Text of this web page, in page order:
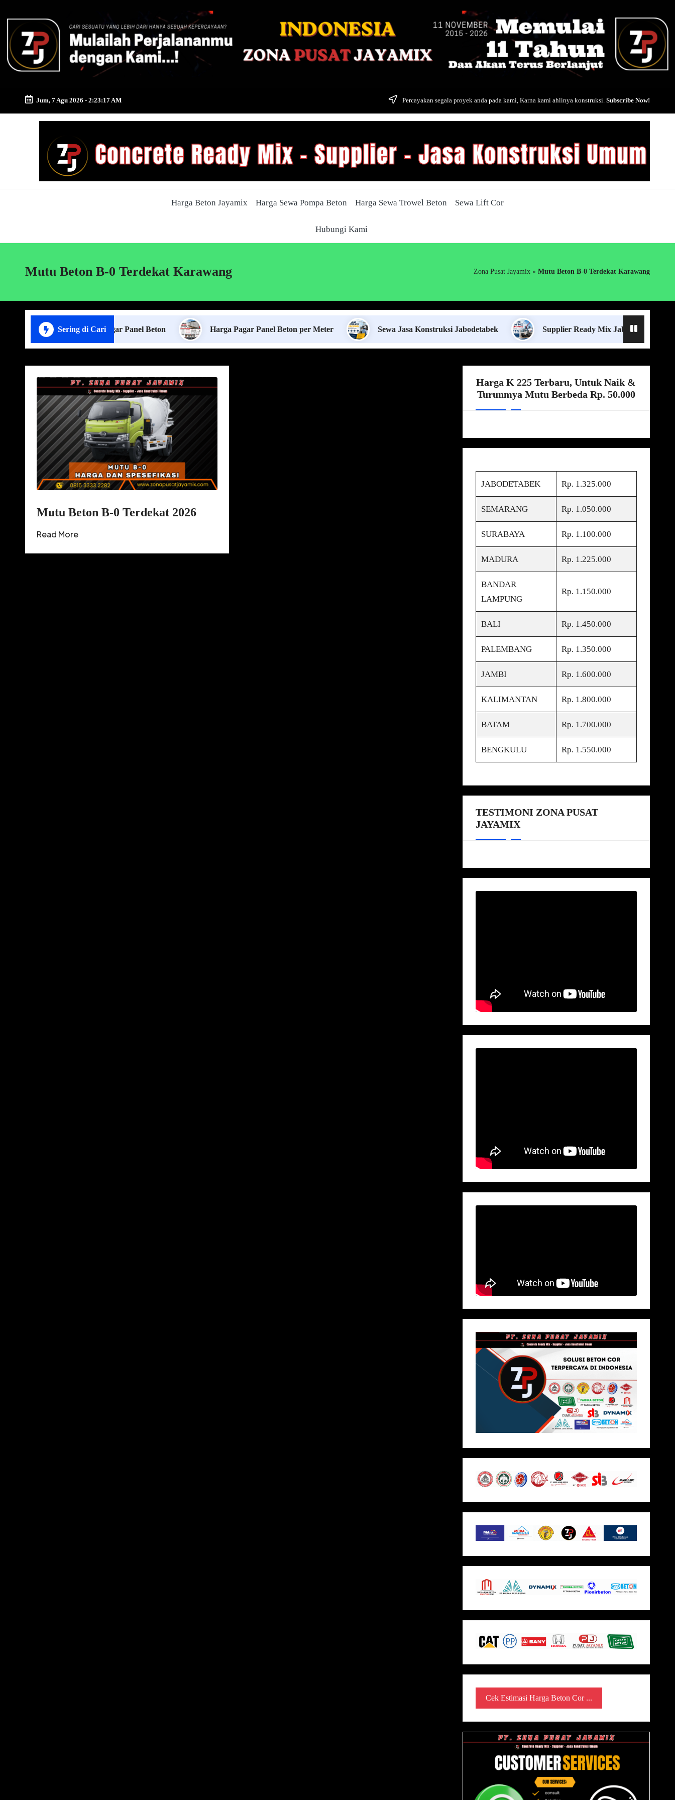
content
Jum, 7 Agu 2026 - 2:23:18 AM Percayakan segala proyek anda pada kami, Karna kami ahlinya konstruksi. Subscribe Now!
Harga Beton Jayamix Harga Sewa Pompa Beton Harga Sewa Trowel Beton Sewa Lift Cor
Hubungi Kami
Mutu Beton B-0 Terdekat Karawang Zona Pusat Jayamix » Mutu Beton B-0 Terdekat Karawang
Sering di Cari
Jasa Pasang Pagar Panel Beton Harga Pagar Panel Beton per Meter Sewa Jasa Konstruksi Jabodetabek Supplier Ready Mix Jabodetabek
Mutu Beton B-0 Terdekat 2026
Read More
Harga K 225 Terbaru, Untuk Naik &
Turunmya Mutu Berbeda Rp. 50.000
JABODETABEK Rp. 1.325.000
SEMARANG Rp. 1.050.000
SURABAYA Rp. 1.100.000
MADURA Rp. 1.225.000
BANDAR
LAMPUNG
Rp. 1.150.000
BALI Rp. 1.450.000
PALEMBANG Rp. 1.350.000
JAMBI Rp. 1.600.000
KALIMANTAN Rp. 1.800.000
BATAM Rp. 1.700.000
BENGKULU Rp. 1.550.000
TESTIMONI ZONA PUSAT
JAYAMIX
Cek Estimasi Harga Beton Cor ...